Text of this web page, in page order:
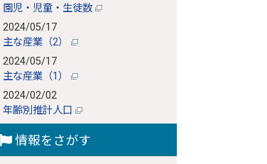
園児・児童・生徒数
2024/05/17
主な産業（2）
2024/05/17
主な産業（1）
2024/02/02
年齢別推計人口
情報をさがす